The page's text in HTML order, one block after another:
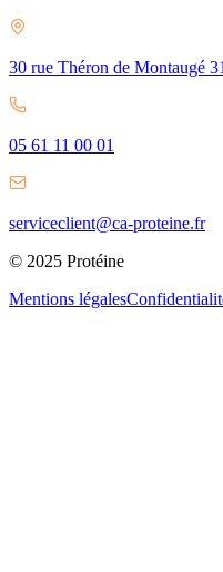
30 rue Théron de Montaugé
05 61 11 00 01
serviceclient@ca-proteine.fr
© 2025 Protéine
Mentions légales